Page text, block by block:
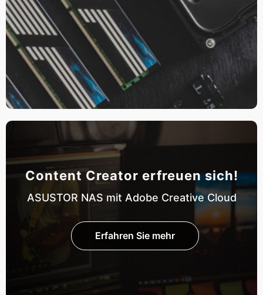
Content Creator erfreuen sich!
ASUSTOR NAS mit Adobe Creative Cloud
Erfahren Sie mehr